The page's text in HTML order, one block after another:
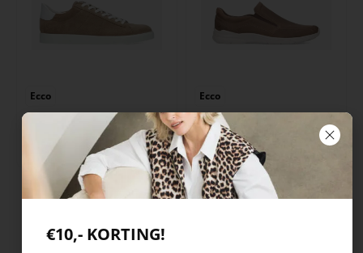
Ecco
119.99 71.99
Ecco
Irving
Sale 119.99
€10,- KORTING!